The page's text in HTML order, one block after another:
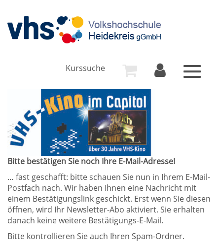
Kurssuche
Toggle
Bitte bestätigen Sie noch Ihre E-Mail-Adresse!
… fast geschafft: bitte schauen Sie nun in Ihrem E-Mail-
Postfach nach. Wir haben Ihnen eine Nachricht mit
einem Bestätigungslink geschickt. Erst wenn Sie diesen
öffnen, wird Ihr Newsletter-Abo aktiviert. Sie erhalten
danach keine weitere Bestätigungs-E-Mail.
Bitte kontrollieren Sie auch Ihren Spam-Ordner.